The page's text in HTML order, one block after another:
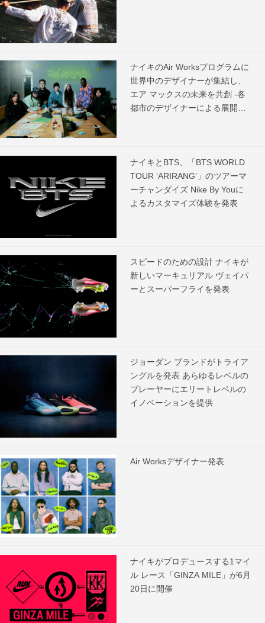
ナイキのAir Worksプログラムに
世界中のデザイナーが集結し、
エア マックスの未来を共創 -各
都市のデザイナーによる展開ス
ナイキとBTS、「BTS WORLD
TOUR ‘ARIRANG’」のツアーマ
ーチャンダイズ Nike By Youに
よるカスタマイズ体験を発表
スピードのための設計 ナイキが
新しいマーキュリアル ヴェイパ
ーとスーパーフライを発表
ジョーダン ブランドがトライア
ングルを発表 あらゆるレベルの
プレーヤーにエリートレベルの
イノベーションを提供
Air Worksデザイナー発表
ナイキがプロデュースする1マイ
ル レース「GINZA MILE」が6月
20日に開催